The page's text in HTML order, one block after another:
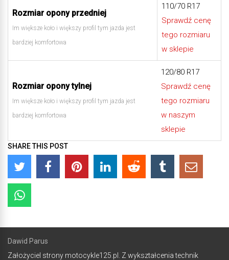
Rozmiar opony przedniej
Im większe koło i większy profil tym jazda jest
bardziej komfortowa
110/70 R17
Sprawdź cenę
tego rozmiaru
w sklepie
Rozmiar opony tylnej
Im większe koło i większy profil tym jazda jest
bardziej komfortowa
120/80 R17
Sprawdź cenę
tego rozmiaru
w naszym
sklepie
SHARE THIS POST
Dawid Parus
Założyciel strony motocykle125.pl. Z wykształcenia technik